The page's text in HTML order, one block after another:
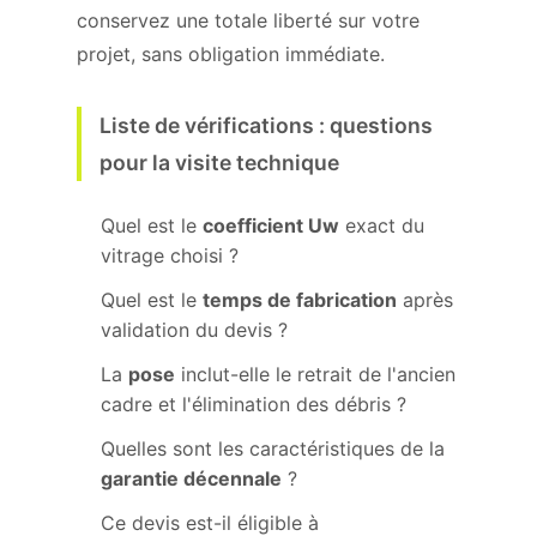
conservez une totale liberté sur votre
projet, sans obligation immédiate.
Liste de vérifications : questions
pour la visite technique
Quel est le coefficient Uw exact du
vitrage choisi ?
Quel est le temps de fabrication après
validation du devis ?
La pose inclut-elle le retrait de l'ancien
cadre et l'élimination des débris ?
Quelles sont les caractéristiques de la
garantie décennale ?
Ce devis est-il éligible à